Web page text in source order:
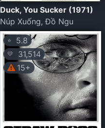
Duck, You Sucker (1971)
Núp Xuống, Đồ Ngu
⭐ 5.8
💛
31,514
15+